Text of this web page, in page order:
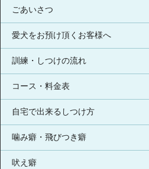
ごあいさつ
愛犬をお預け頂くお客様へ
訓練・しつけの流れ
コース・料金表
自宅で出来るしつけ方
噛み癖・飛びつき癖
吠え癖